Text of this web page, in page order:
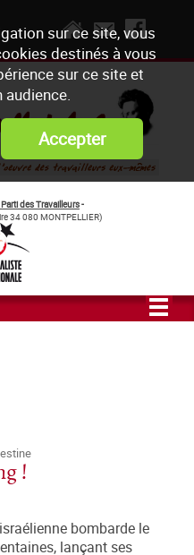
sur ce site, vous
destinés à vous
sur ce site et
audience.
Accepter
des Travailleurs-
34 080 MONTPELLIER)
!
bombarde le
lançant ses